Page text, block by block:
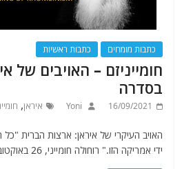
כתבות מומחים כתבות ראשיות
חומייניזם – האויבים של
בסדרה
16/09/2021
Yoni איראן,
האויב העיקרי של איראן: ארצות הברית
ידי אמריקה הזו." רוחולה חומייני, 26 באוקטובר 1964